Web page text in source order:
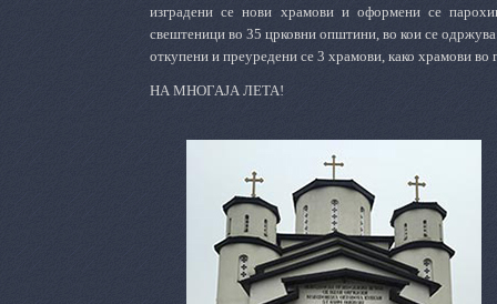
изградени се нови храмови и оформени се
свештеници во 35 црковни општини, во кои се
откупени и преуредени се 3 храмови, како храмови во
НА МНОГАЈА ЛЕТА!